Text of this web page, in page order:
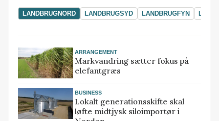
LANDBRUGNORD LANDBRUGSYD LANDBRUGFYN
ARRANGEMENT
Markvandring sætter fokus på
elefantgræs
BUSINESS
Lokalt generationsskifte skal
løfte midtjysk siloimportør i